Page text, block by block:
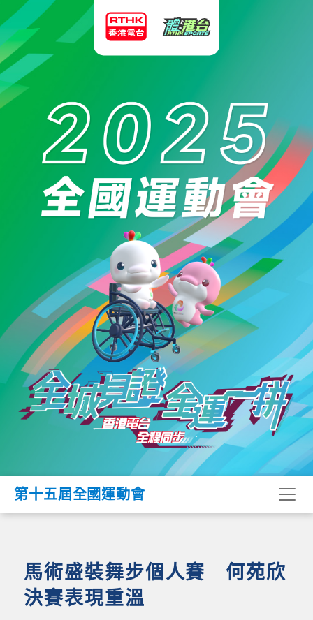
第十五屆全國運動會
馬術盛裝舞步個人賽 何苑欣
決賽表現重溫